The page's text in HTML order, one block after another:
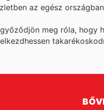
az egész
meg róla, hogy